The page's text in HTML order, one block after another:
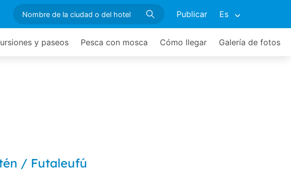
Publicar Es
y paseos Pesca con mosca Cómo llegar Galería de fotos
/ Futaleufú